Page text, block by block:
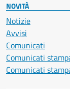
NOVITÀ
Notizie
Avvisi
Comunicati
Comunicati
Comunicati